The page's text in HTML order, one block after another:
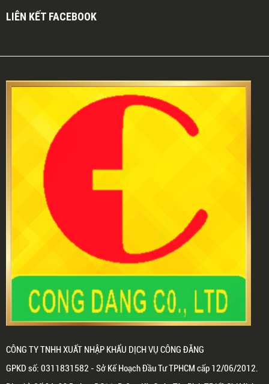
LIÊN KẾT FACEBOOK
CÔNG TY TNHH XUẤT NHẬP KHẨU DỊCH VỤ CÔNG ĐĂNG
GPKD số: 0311831582 - Sở Kế Hoạch Đầu Tư TPHCM cấp 12/06/2012.